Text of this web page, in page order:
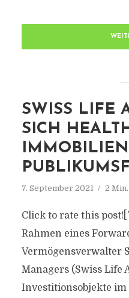
SWISS LIFE
SICH
7. September 2021 2
Click to rate this
Rahmen eines
Vermögensverwalter
Managers (Swiss Life
Investitionsobjekte